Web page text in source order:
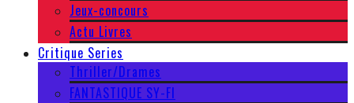
Jeux-concours
Actu Livres
Critique Series
Thriller/Drames
FANTASTIQUE SY-FI